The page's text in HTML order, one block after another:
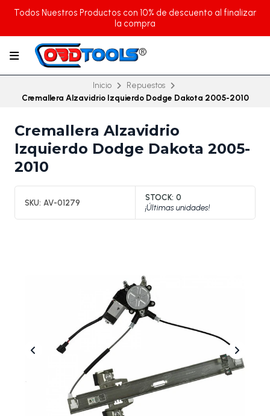
Todos Nuestros Productos con 10% de descuento al finalizar
la compra
Inicio
Repuestos
Cremallera Alzavidrio Izquierdo Dodge Dakota 2005-2010
Cremallera Alzavidrio
Izquierdo Dodge Dakota 2005-
2010
SKU: AV-01279
STOCK: 0
¡Últimas unidades!